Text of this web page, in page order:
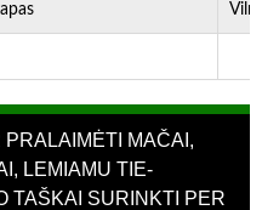
MAČAI,
LEMIAMU TIE-
TAŠKAI SURINKTI PER